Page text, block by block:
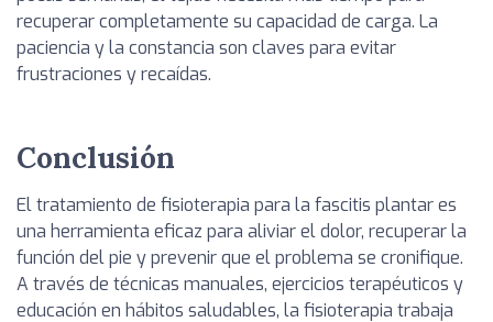
recuperar completamente su capacidad de carga. La
paciencia y la constancia son claves para evitar
frustraciones y recaídas.
Conclusión
El tratamiento de fisioterapia para la fascitis plantar es
una herramienta eficaz para aliviar el dolor, recuperar la
función del pie y prevenir que el problema se cronifique.
A través de técnicas manuales, ejercicios terapéuticos y
educación en hábitos saludables, la fisioterapia trabaja